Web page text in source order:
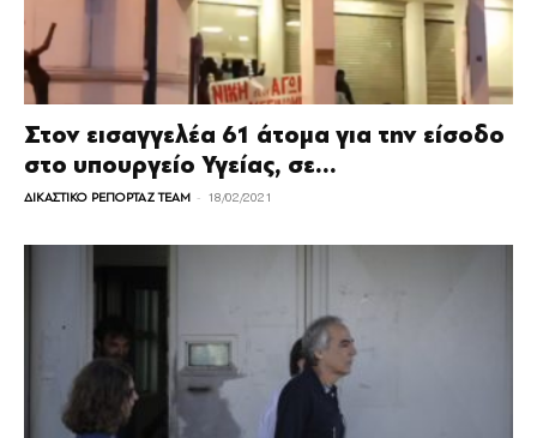
Στον εισαγγελέα 61 άτομα για την είσοδο
στο υπουργείο Υγείας, σε...
ΔΙΚΑΣΤΙΚΟ ΡΕΠΟΡΤΑΖ TEAM - 18/02/2021